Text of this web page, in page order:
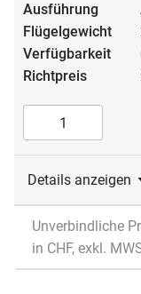
Details anzeigen
Unverbindliche
in CHF, exkl.